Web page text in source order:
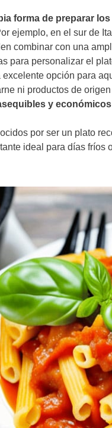
forma de preparar
ejemplo, en el sur de
combinar con una
para personalizar el
excelente opción para
ni productos de
y
por ser un plato
ideal para días